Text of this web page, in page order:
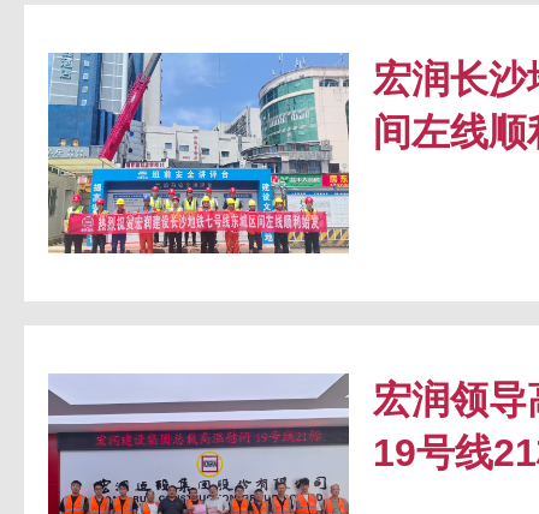
宏润长
间左线顺
宏润领
19号线